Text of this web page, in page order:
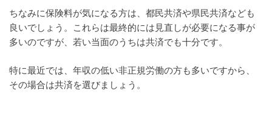
ちなみに保険料が気になる方は、都民共済や県民共済なども
良いでしょう。これらは最終的には見直しが必要になる事が
多いのですが、若い当面のうちは共済でも十分です。
特に最近では、年収の低い非正規労働の方も多いですから、
その場合は共済を選びましょう。